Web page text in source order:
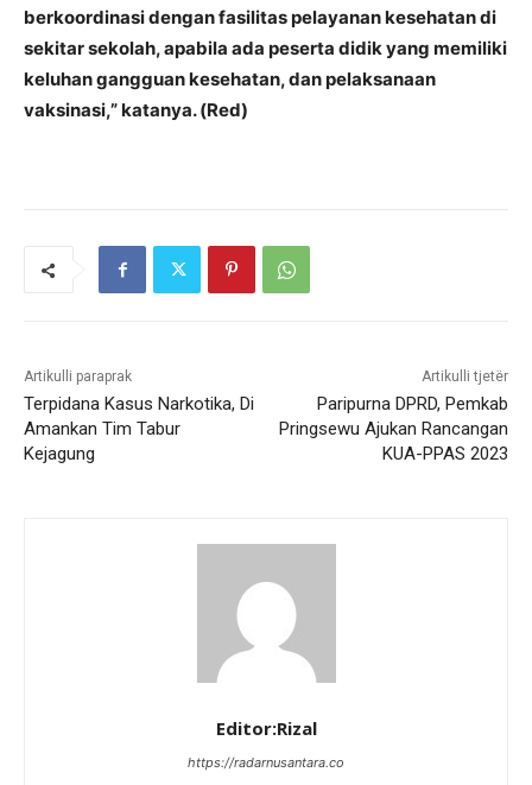
berkoordinasi dengan fasilitas pelayanan kesehatan di
sekitar sekolah, apabila ada peserta didik yang memiliki
keluhan gangguan kesehatan, dan pelaksanaan
vaksinasi,” katanya. (Red)
Artikulli paraprak
Terpidana Kasus Narkotika, Di
Amankan Tim Tabur
Kejagung
Artikulli tjetër
Paripurna DPRD, Pemkab
Pringsewu Ajukan Rancangan
KUA-PPAS 2023
Editor:Rizal
https://radarnusantara.co